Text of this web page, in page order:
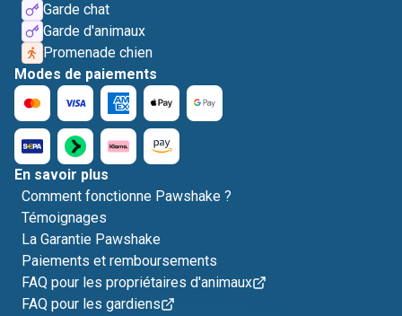
Garde chat
Garde d'animaux
Promenade chien
Modes de paiements
En savoir plus
Comment fonctionne Pawshake ?
Témoignages
La Garantie Pawshake
Paiements et remboursements
FAQ pour les propriétaires d'animaux
FAQ pour les gardiens